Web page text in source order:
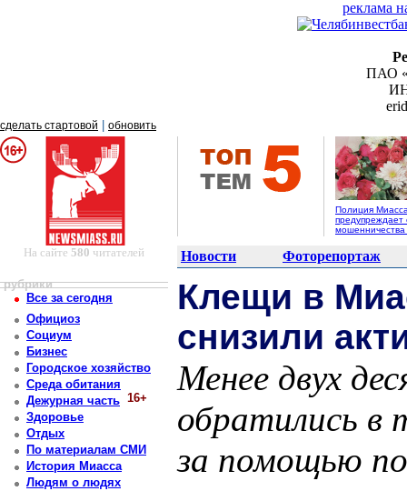
реклама
ПАО
сделать стартовой обновить
Полиция
предупреждает
мошенничества
На сайте 580 читателей Новости Фоторепортаж
рубрики
Все за сегодня
Официоз
Социум
Бизнес
Городское хозяйство
Среда обитания
Дежурная часть 16+
Здоровье
Отдых
По материалам СМИ
История Миасса
Людям о людях
Клещи в
снизили
Менее двух
обратились
за помощью